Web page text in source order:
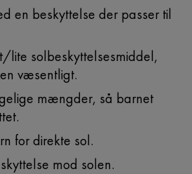
en beskyttelse der passer til
lite solbeskyttelsesmiddel,
væsentligt.
mængder, så barnet
for direkte sol.
mod solen.